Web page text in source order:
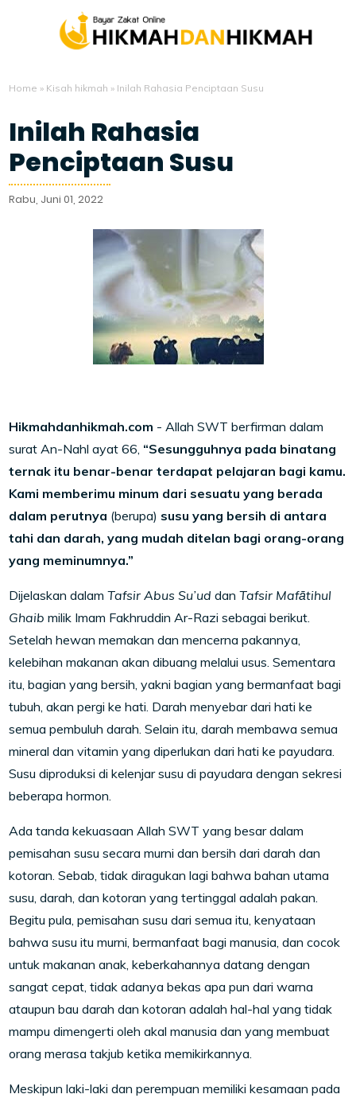
Home » Kisah hikmah » Inilah Rahasia Penciptaan Susu
Inilah Rahasia
Penciptaan Susu
Rabu, Juni 01, 2022
Hikmahdanhikmah.com - Allah SWT berfirman dalam
surat An-Nahl ayat 66, “Sesungguhnya pada binatang
ternak itu benar-benar terdapat pelajaran bagi kamu.
Kami memberimu minum dari sesuatu yang berada
dalam perutnya (berupa) susu yang bersih di antara
tahi dan darah, yang mudah ditelan bagi orang-orang
yang meminumnya.”
Dijelaskan dalamTafsir Abus Su’ud danTafsir Mafātihul
Ghaib milik Imam Fakhruddin Ar-Razi sebagai berikut.
Setelah hewan memakan dan mencerna pakannya,
kelebihan makanan akan dibuang melalui usus. Sementara
itu, bagian yang bersih, yakni bagian yang bermanfaat bagi
tubuh, akan pergi ke hati. Darah menyebar dari hati ke
semua pembuluh darah. Selain itu, darah membawa semua
mineral dan vitamin yang diperlukan dari hati ke payudara.
Susu diproduksi di kelenjar susu di payudara dengan sekresi
beberapa hormon.
Ada tanda kekuasaan Allah SWT yang besar dalam
pemisahan susu secara murni dan bersih dari darah dan
kotoran. Sebab, tidak diragukan lagi bahwa bahan utama
susu, darah, dan kotoran yang tertinggal adalah pakan.
Begitu pula, pemisahan susu dari semua itu, kenyataan
bahwa susu itu murni, bermanfaat bagi manusia, dan cocok
untuk makanan anak, keberkahannya datang dengan
sangat cepat, tidak adanya bekas apa pun dari warna
ataupun bau darah dan kotoran adalah hal-hal yang tidak
mampu dimengerti oleh akal manusia dan yang membuat
orang merasa takjub ketika memikirkannya.
Meskipun laki-laki dan perempuan memiliki kesamaan pada